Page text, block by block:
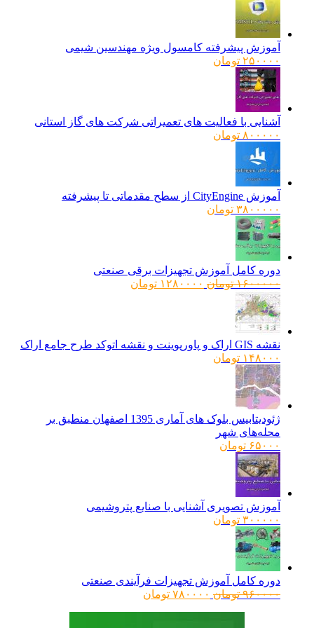
آموزش پیشرفته کامسول ویژه مهندسین شیمی
۲۵۰۰۰۰ تومان
آشنایی با فعالیت های تعمیراتی شرکت های گاز استانی
۸۰۰۰۰۰ تومان
آموزش CityEngine از سطح مقدماتی تا پیشرفته
۳۸۰۰۰۰۰ تومان
دوره کامل آموزش تجهیزات برقی صنعتی
۱۶۰۰۰۰۰ تومانقیمت
۱۲۸۰۰۰۰ تومانقیمت
نقشه GIS اراک و پاورپوینت و نقشه اتوکد طرح جامع اراک
۱۴۸۰۰۰ تومان
ژئودیتابیس بلوک های آماری 1395 اصفهان منطبق بر
محله‌های شهر
۶۵۰۰۰ تومان
آموزش تصویری آشنایی با صنایع پتروشیمی
۳۰۰۰۰۰ تومان
دوره کامل آموزش تجهیزات فرآیندی صنعتی
۹۶۰۰۰۰ تومانقیمت
۷۸۰۰۰۰ تومانقیمت